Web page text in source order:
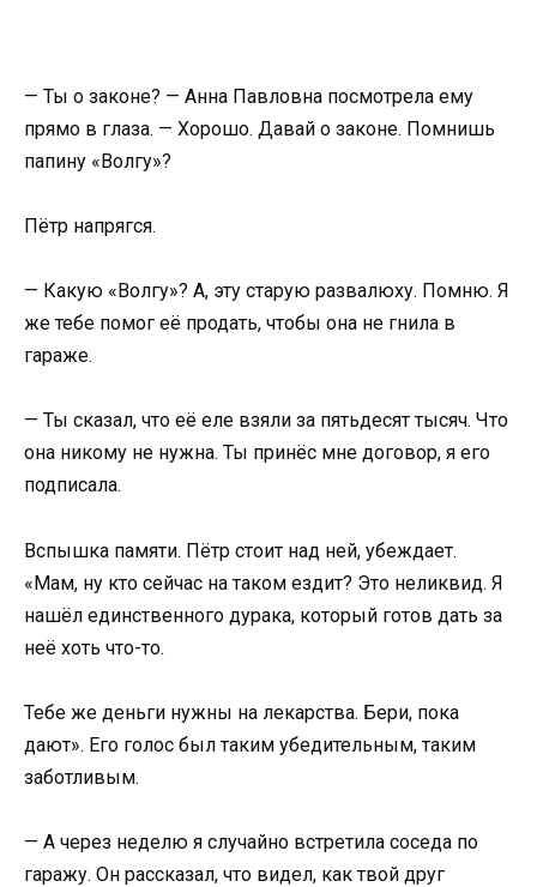
— Ты о законе? — Анна Павловна посмотрела ему
прямо в глаза. — Хорошо. Давай о законе. Помнишь
папину «Волгу»?
Пётр напрягся.
— Какую «Волгу»? А, эту старую развалюху. Помню. Я
же тебе помог её продать, чтобы она не гнила в
гараже.
— Ты сказал, что её еле взяли за пятьдесят тысяч. Что
она никому не нужна. Ты принёс мне договор, я его
подписала.
Вспышка памяти. Пётр стоит над ней, убеждает.
«Мам, ну кто сейчас на таком ездит? Это неликвид. Я
нашёл единственного дурака, который готов дать за
неё хоть что-то.
Тебе же деньги нужны на лекарства. Бери, пока
дают». Его голос был таким убедительным, таким
заботливым.
— А через неделю я случайно встретила соседа по
гаражу. Он рассказал, что видел, как твой друг